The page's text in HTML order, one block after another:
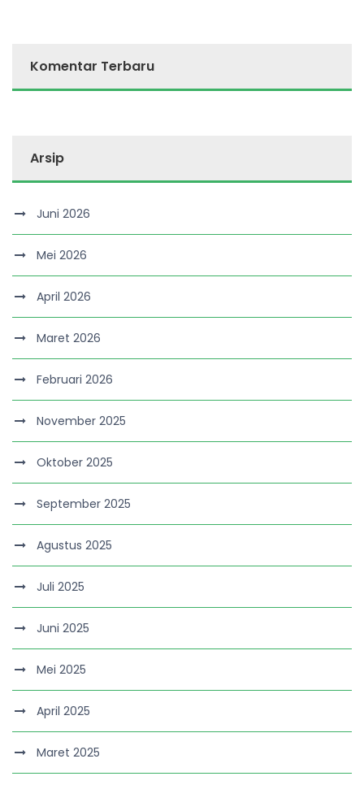
Komentar Terbaru
Arsip
Juni 2026
Mei 2026
April 2026
Maret 2026
Februari 2026
November 2025
Oktober 2025
September 2025
Agustus 2025
Juli 2025
Juni 2025
Mei 2025
April 2025
Maret 2025